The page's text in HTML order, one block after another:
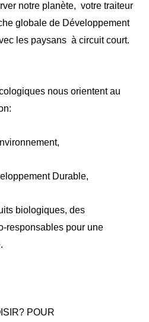
notre planète, votre traiteur
globale de Développement
les paysans à circuit court.
nous orientent au
Durable,
biologiques, des
responsables pour une
POUR